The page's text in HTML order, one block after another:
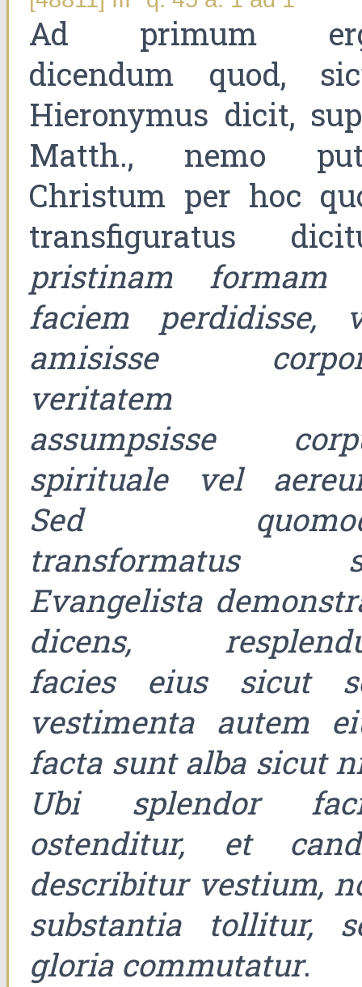
Ad primum
dicendum quod,
Hieronymus dicit,
Matth., nemo
Christum per hoc
transfiguratus
pristinam formam
faciem perdidisse,
amisisse
veritatem
assumpsisse
spirituale vel
Sed
transformatus
Evangelista
dicens,
facies eius sicut
vestimenta autem
facta sunt alba sicut
Ubi splendor
ostenditur, et
describitur vestium,
substantia tollitur,
gloria commutatur.